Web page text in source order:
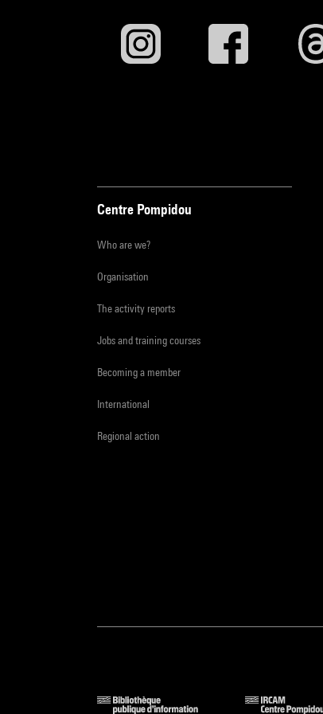
Centre Pompidou
Who are we?
Organisation
The activity reports
Jobs and training courses
Becoming a member
International
Regional action